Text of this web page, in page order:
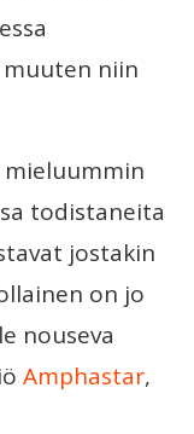
muuten niin
mieluummin
todistaneita
jostakin
on jo
nouseva
Amphastar,